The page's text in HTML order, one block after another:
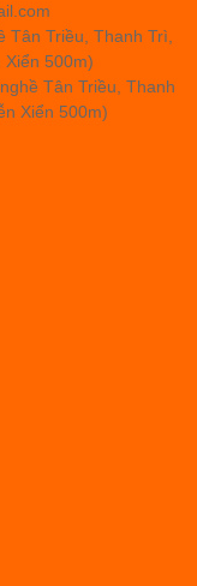
Tân Triều, Thanh Trì,
500m)
Tân Triều, Thanh
Xiển 500m)